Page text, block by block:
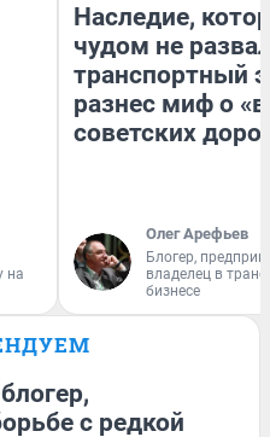
на
Наследие,
чудом не
транспортный
разнес миф о
советских
Олег Арефьев
Блогер,
владелец в
бизнесе
с редкой